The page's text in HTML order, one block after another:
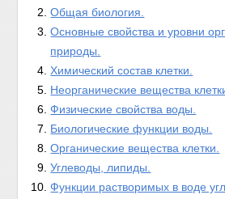
Общая биология.
Основные свойства и уровни
природы.
Химический состав клетки.
Неорганические вещества
Физические свойства воды.
Биологические функции воды.
Органические вещества клетки.
Углеводы, липиды.
Функции растворимых в воде